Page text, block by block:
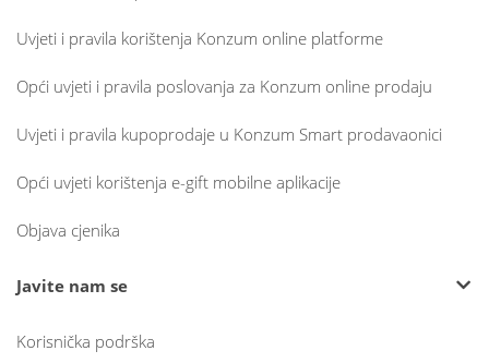
Uvjeti i pravila korištenja Konzum online platforme
Opći uvjeti i pravila poslovanja za Konzum online prodaju
Uvjeti i pravila kupoprodaje u Konzum Smart prodavaonici
Opći uvjeti korištenja e-gift mobilne aplikacije
Objava cjenika
Javite nam se
Korisnička podrška